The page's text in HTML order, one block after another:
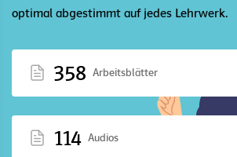
optimal abgestimmt auf jedes Lehrwerk.
358 Arbeitsblätter
114 Audios